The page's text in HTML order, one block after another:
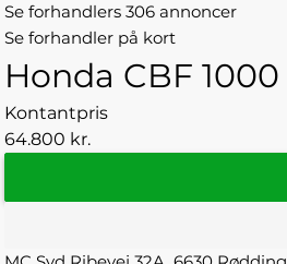
Se forhandlers 306 annoncer
Se forhandler på kort
Honda CBF 1000
Kontantpris
64.800 kr.